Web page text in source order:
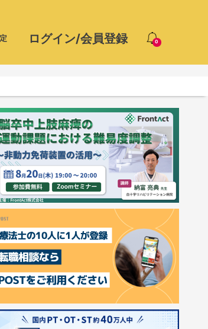
0
ログイン/会員登録